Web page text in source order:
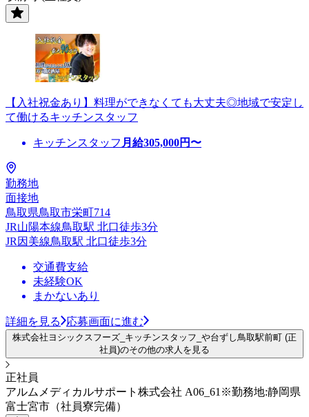
【入社祝金あり】料理ができなくても大丈夫◎地域で安定し
て働けるキッチンスタッフ
キッチンスタッフ 月給305,000円〜
勤務地
面接地
鳥取県鳥取市栄町714
JR山陽本線鳥取駅 北口徒歩3分
JR因美線鳥取駅 北口徒歩3分
交通費支給
未経験OK
まかないあり
詳細を見る 応募画面に進む
株式会社ヨシックスフーズ_キッチンスタッフ_や台ずし鳥取駅前町 (正
社員)のその他の求人を見る
正社員
アルムメディカルサポート株式会社 A06_61※勤務地:静岡県
富士宮市（社員寮完備）